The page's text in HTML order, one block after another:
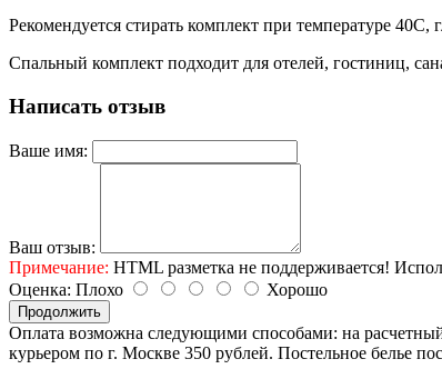
Рекомендуется стирать комплект при температуре
Спальный комплект подходит для отелей, гостиниц,
Написать отзыв
Ваше имя:
Ваш отзыв:
Примечание: HTML разметка не поддерживается!
Оценка: Плохо Хорошо
Продолжить
Оплата возможна следующими способами: на
курьером по г. Москве 350 рублей. Постельное белье